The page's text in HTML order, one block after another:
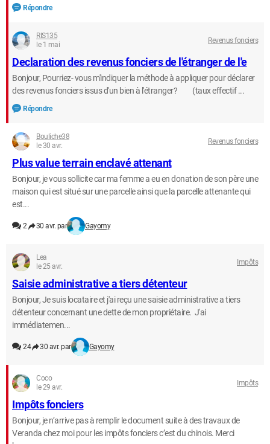
Répondre
RIS135
le 1 mai
Revenus fonciers
Declaration des revenus fonciers de l'étranger de l'e
Bonjour, Pourriez- vous m'indiquer la méthode à appliquer pour déclarer
des revenus fonciers issus d'un bien à l'étranger? (taux effectif ...
Répondre
Bouliche38
le 30 avr.
Revenus fonciers
Plus value terrain enclavé attenant
Bonjour, je vous sollicite car ma femme a eu en donation de son père une
maison qui est situé sur une parcelle ainsi que la parcelle attenante qui
est...
2 30 avr. par Gayomy
Lea
le 25 avr.
Impôts
Saisie administrative a tiers détenteur
Bonjour, Je suis locataire et j'ai reçu une saisie administrative a tiers
détenteur concernant une dette de mon propriétaire. J'ai
immédiatemen...
24 30 avr. par Gayomy
Coco
le 29 avr.
Impôts
Impôts fonciers
Bonjour, je n’arrive pas à remplir le document suite à des travaux de
Veranda chez moi pour les impôts fonciers c’est du chinois. Merci